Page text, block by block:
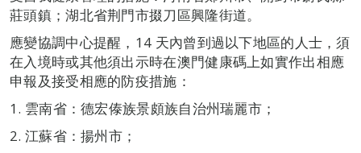
莊頭鎮；湖北省荆門市掇刀區興隆街道。
應變協調中心提醒，14 天內曾到過以下地區的人士，須
在入境時或其他須出示時在澳門健康碼上如實作出相應
申報及接受相應的防疫措施：
1. 雲南省：德宏傣族景頗族自治州瑞麗市；
2. 江蘇省：揚州市；